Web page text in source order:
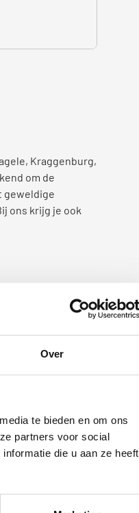
Over
te bieden en om ons
partners voor social
die u aan ze heeft
Kraggenburg,
om de
geweldige
ons krijg je ook
op Urk leasen!
regelt
Urk op een
Maak je dan
handen. Binnen
ineens niets